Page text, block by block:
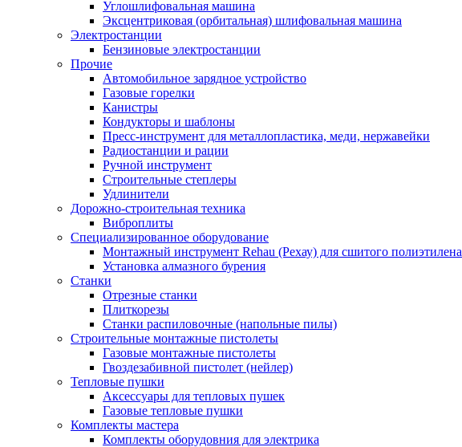
Углошлифовальная машина
Эксцентриковая (орбитальная) шлифовальная машина
Электростанции
Бензиновые электростанции
Прочие
Автомобильное зарядное устройство
Газовые горелки
Канистры
Кондукторы и шаблоны
Пресс-инструмент для металлопластика, меди, нержавейки
Радиостанции и рации
Ручной инструмент
Строительные степлеры
Удлинители
Дорожно-строительная техника
Виброплиты
Специализированное оборудование
Монтажный инструмент Rehau (Рехау) для сшитого полиэтилена
Установка алмазного бурения
Станки
Отрезные станки
Плиткорезы
Станки распиловочные (напольные пилы)
Строительные монтажные пистолеты
Газовые монтажные пистолеты
Гвоздезабивной пистолет (нейлер)
Тепловые пушки
Аксессуары для тепловых пушек
Газовые тепловые пушки
Комплекты мастера
Комплекты оборудовния для электрика